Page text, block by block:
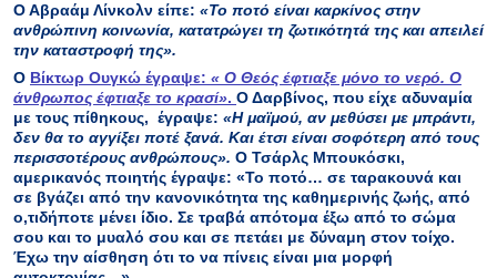
Ο Αβραάμ Λίνκολν είπε: «Το ποτό είναι καρκίνος στην
ανθρώπινη κοινωνία, κατατρώγει τη ζωτικότητά της και απειλεί
την καταστροφή της».
Ο Βίκτωρ Ουγκώ έγραψε: « Ο Θεός έφτιαξε μόνο το νερό. Ο
άνθρωπος έφτιαξε το κρασί». Ο Δαρβίνος, που είχε αδυναμία
με τους πίθηκους, έγραψε: «Η μαϊμού, αν μεθύσει με μπράντι,
δεν θα το αγγίξει ποτέ ξανά. Και έτσι είναι σοφότερη από τους
περισσοτέρους ανθρώπους». Ο Τσάρλς Μπουκόσκι,
αμερικανός ποιητής έγραψε: «Το ποτό… σε ταρακουνά και
σε βγάζει από την κανονικότητα της καθημερινής ζωής, από
ο,τιδήποτε μένει ίδιο. Σε τραβά απότομα έξω από το σώμα
σου και το μυαλό σου και σε πετάει με δύναμη στον τοίχο.
Έχω την αίσθηση ότι το να πίνεις είναι μια μορφή